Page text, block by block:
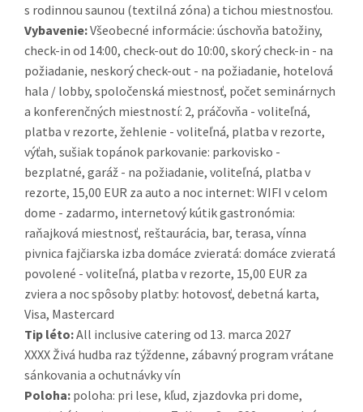
s rodinnou saunou (textilná zóna) a tichou miestnosťou.
Vybavenie:Všeobecné informácie: úschovňa batožiny,
check-in od 14:00, check-out do 10:00, skorý check-in - na
požiadanie, neskorý check-out - na požiadanie, hotelová
hala / lobby, spoločenská miestnosť, počet seminárnych
a konferenčných miestností: 2, práčovňa - voliteľná,
platba v rezorte, žehlenie - voliteľná, platba v rezorte,
výťah, sušiak topánok parkovanie: parkovisko -
bezplatné, garáž - na požiadanie, voliteľná, platba v
rezorte, 15,00 EUR za auto a noc internet: WIFI v celom
dome - zadarmo, internetový kútik gastronómia:
raňajková miestnosť, reštaurácia, bar, terasa, vínna
pivnica fajčiarska izba domáce zvieratá: domáce zvieratá
povolené - voliteľná, platba v rezorte, 15,00 EUR za
zviera a noc spôsoby platby: hotovosť, debetná karta,
Visa, Mastercard
Tip léto:All inclusive catering od 13. marca 2027
XXXX Živá hudba raz týždenne, zábavný program vrátane
sánkovania a ochutnávky vín
Poloha: poloha: pri lese, kľud, zjazdovka pri dome,